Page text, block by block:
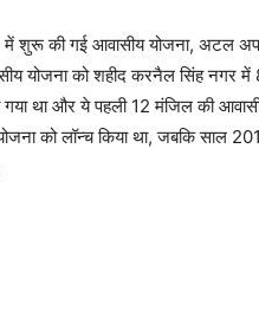
की गई आवासीय योजना, अटल
योजना को शहीद करनैल सिंह नगर
गया था और ये पहली 12 मंजिल की
को लॉन्‍च किया था, जबकि साल